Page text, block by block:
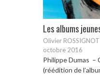
Les albums
Olivier
octobre 2016
Philippe Dumas –
(réédition de